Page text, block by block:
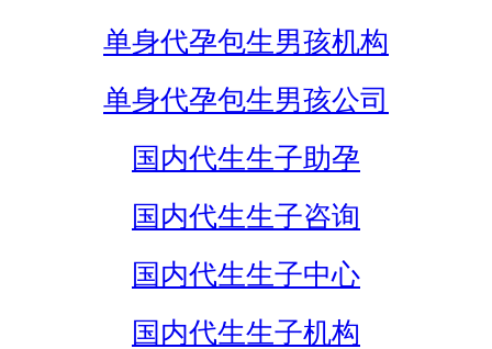
单身代孕包生男孩机构
单身代孕包生男孩公司
国内代生生子助孕
国内代生生子咨询
国内代生生子中心
国内代生生子机构